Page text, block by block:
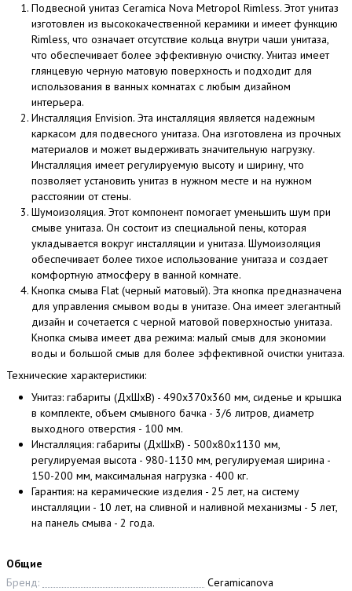
Подвесной унитаз Ceramica Nova Metropol Rimless. Этот унитаз
изготовлен из высококачественной керамики и имеет функцию
Rimless, что означает отсутствие кольца внутри чаши унитаза,
что обеспечивает более эффективную очистку. Унитаз имеет
глянцевую черную матовую поверхность и подходит для
использования в ванных комнатах с любым дизайном
интерьера.
Инсталляция Envision. Эта инсталляция является надежным
каркасом для подвесного унитаза. Она изготовлена из прочных
материалов и может выдерживать значительную нагрузку.
Инсталляция имеет регулируемую высоту и ширину, что
позволяет установить унитаз в нужном месте и на нужном
расстоянии от стены.
Шумоизоляция. Этот компонент помогает уменьшить шум при
смыве унитаза. Он состоит из специальной пены, которая
укладывается вокруг инсталляции и унитаза. Шумоизоляция
обеспечивает более тихое использование унитаза и создает
комфортную атмосферу в ванной комнате.
Кнопка смыва Flat (черный матовый). Эта кнопка предназначена
для управления смывом воды в унитазе. Она имеет элегантный
дизайн и сочетается с черной матовой поверхностью унитаза.
Кнопка смыва имеет два режима: малый смыв для экономии
воды и большой смыв для более эффективной очистки унитаза.
Технические характеристики:
Унитаз: габариты (ДхШхВ) - 490x370x360 мм, сиденье и крышка
в комплекте, объем смывного бачка - 3/6 литров, диаметр
выходного отверстия - 100 мм.
Инсталляция: габариты (ДхШхВ) - 500x80x1130 мм,
регулируемая высота - 980-1130 мм, регулируемая ширина -
150-200 мм, максимальная нагрузка - 400 кг.
Гарантия: на керамические изделия - 25 лет, на систему
инсталляции - 10 лет, на сливной и наливной механизмы - 5 лет,
на панель смыва - 2 года.
Общие
Бренд:
Ceramicanova